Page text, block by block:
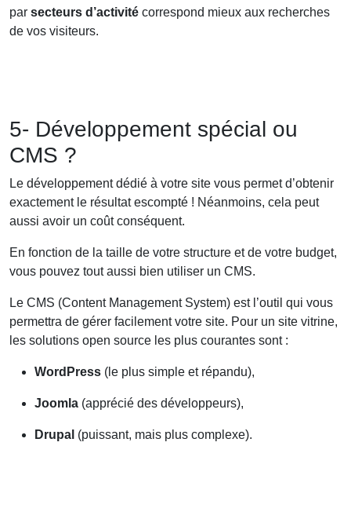
par secteurs d’activité correspond mieux aux recherches
de vos visiteurs.
5- Développement spécial ou
CMS ?
Le développement dédié à votre site vous permet d’obtenir
exactement le résultat escompté ! Néanmoins, cela peut
aussi avoir un coût conséquent.
En fonction de la taille de votre structure et de votre budget,
vous pouvez tout aussi bien utiliser un CMS.
Le CMS (Content Management System) est l’outil qui vous
permettra de gérer facilement votre site. Pour un site vitrine,
les solutions open source les plus courantes sont :
WordPress (le plus simple et répandu),
Joomla (apprécié des développeurs),
Drupal (puissant, mais plus complexe).